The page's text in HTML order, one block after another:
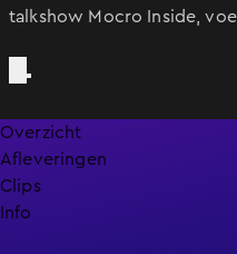
talkshow Mocro Inside,
voor het Marokkaanse
Overzicht
Afleveringen
Clips
Info